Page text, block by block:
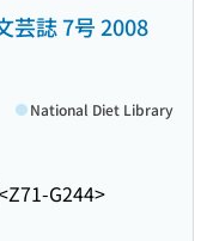
芸誌 7号 2008
G244>
National Diet Library